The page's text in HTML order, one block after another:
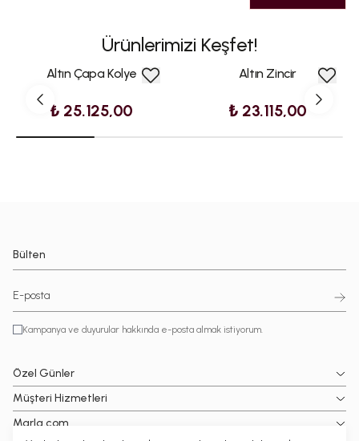
Ürünlerimizi Keşfet!
Altın Çapa Kolye
₺ 25.125,00
Altın Zincir
₺ 23.115,00
Bülten
Kampanya ve duyurular hakkında e-posta almak istiyorum.
Özel Günler
Müşteri Hizmetleri
Marla.com